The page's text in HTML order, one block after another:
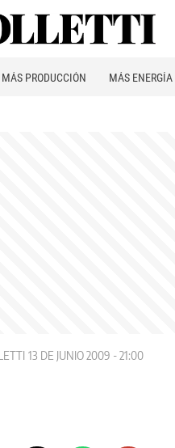
MÁS PRODUCCIÓN MÁS ENERGÍA
13 DE JUNIO 2009 - 21:00